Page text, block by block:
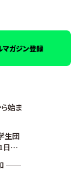
マガジン登録
始ま
生団
日ま
加 ──